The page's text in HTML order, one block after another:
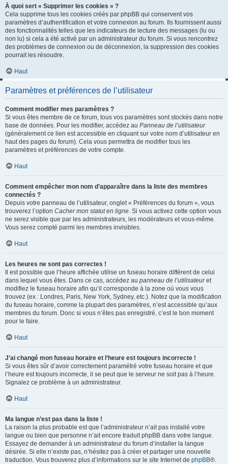
À quoi sert « Supprimer les cookies » ?
Cela supprime tous les cookies créés par phpBB qui conservent vos
paramètres d’authentification et votre connexion au forum. Ils fournissent aussi
des fonctionnalités telles que les indicateurs de lecture des messages (lu ou
non lu) si cela a été activé par un administrateur du forum. Si vous rencontrez
des problèmes de connexion ou de déconnexion, la suppression des cookies
pourrait les résoudre.
Haut
Paramètres et préférences de l’utilisateur
Comment modifier mes paramètres ?
Si vous êtes membre de ce forum, tous vos paramètres sont stockés dans notre
base de données. Pour les modifier, accédez au Panneau de l’utilisateur
(généralement ce lien est accessible en cliquant sur votre nom d’utilisateur en
haut des pages du forum). Cela vous permettra de modifier tous les
paramètres et préférences de votre compte.
Haut
Comment empêcher mon nom d’apparaître dans la liste des membres
connectés ?
Depuis votre panneau de l’utilisateur, onglet « Préférences du forum », vous
trouverez l’option Cacher mon statut en ligne. Si vous activez cette option vous
ne serez visible que par les administrateurs, les modérateurs et vous-même.
Vous serez compté parmi les membres invisibles.
Haut
Les heures ne sont pas correctes !
Il est possible que l’heure affichée utilise un fuseau horaire différent de celui
dans lequel vous êtes. Dans ce cas, accédez au panneau de l’utilisateuret
modifiez le fuseau horaire afin qu’il corresponde à la zone où vous vous
trouvez (ex : Londres, Paris, New York, Sydney, etc.). Notez que la modification
du fuseau horaire, comme la plupart des paramètres, n’est accessible qu’aux
membres du forum. Donc si vous n’êtes pas enregistré, c’est le bon moment
pour le faire.
Haut
J’ai changé mon fuseau horaire et l’heure est toujours incorrecte !
Si vous êtes sûr d’avoir correctement paramétré votre fuseau horaire et que
l’heure est toujours incorrecte, il se peut que le serveur ne soit pas à l’heure.
Signalez ce problème à un administrateur.
Haut
Ma langue n’est pas dans la liste !
La raison la plus probable est que l’administrateur n’ait pas installé votre
langue ou bien que personne n’ait encore traduit phpBB dans votre langue.
Essayez de demander à un administrateur du forum d’installer la langue
désirée. Si elle n’existe pas, n’hésitez pas à créer et partager une nouvelle
traduction. Vous trouverez plus d’informations sur le site Internet de phpBB®.